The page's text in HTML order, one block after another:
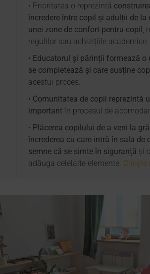
• Prioritatea o reprezintă
încredere între copil și adulții de la
unei zone de confort pentru copil ,
regulilor sau achizițiile academice.
• Educatorul și părinții formează o
se completează și care susține
acestui proces.
• Comunitatea de copii reprezintă
important în procesul de
• Plăcerea copilului de a veni la
încrederea cu care intră în sala de
semne că se simte în siguranță și
adăuga celelalte elemente. Citește